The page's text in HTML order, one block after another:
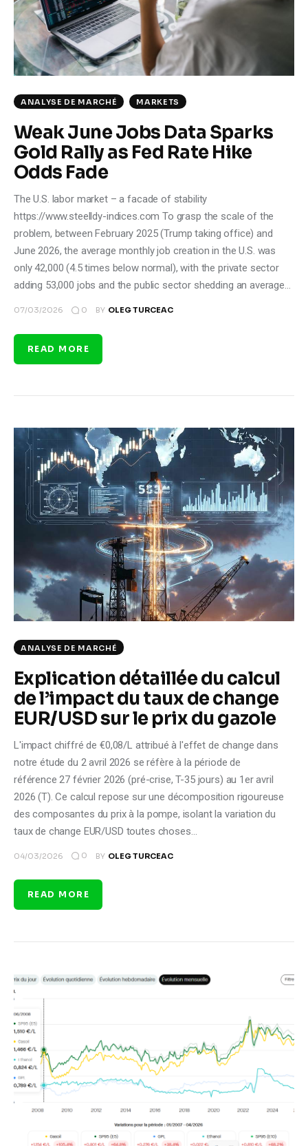
Climate
Markets
Tech
Shop
ANALYSE DE MARCHÉ MARKETS
Weak June Jobs Data Sparks
Gold Rally as Fed Rate Hike
Odds Fade
The U.S. labor market – a facade of stability
https://www.steelldy-indices.com To grasp the scale of the
problem, between February 2025 (Trump taking office) and
June 2026, the average monthly job creation in the U.S. was
only 42,000 (4.5 times below normal), with the private sector
adding 53,000 jobs and the public sector shedding an average…
07/03/2026 0 BY OLEG TURCEAC
READ MORE
ANALYSE DE MARCHÉ
Explication détaillée du calcul
de l’impact du taux de change
EUR/USD sur le prix du gazole
L'impact chiffré de €0,08/L attribué à l'effet de change dans
notre étude du 2 avril 2026 se réfère à la période de
référence 27 février 2026 (pré-crise, T-35 jours) au 1er avril
2026 (T). Ce calcul repose sur une décomposition rigoureuse
des composantes du prix à la pompe, isolant la variation du
taux de change EUR/USD toutes choses…
04/03/2026 0 BY OLEG TURCEAC
READ MORE